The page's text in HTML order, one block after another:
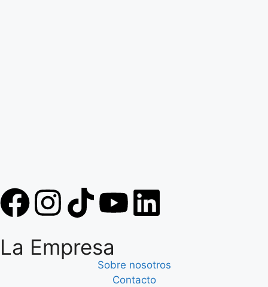
La Empresa
Sobre nosotros
Contacto